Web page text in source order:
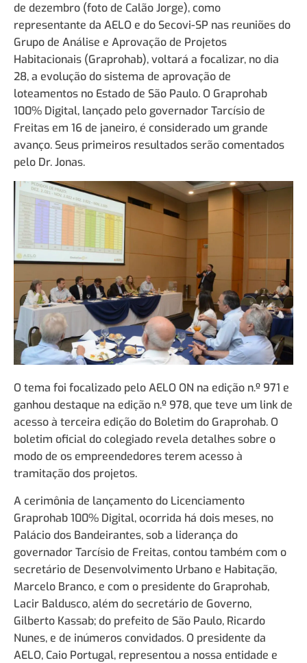
de dezembro (foto de Calão Jorge), como
representante da AELO e do Secovi-SP nas reuniões do
Grupo de Análise e Aprovação de Projetos
Habitacionais (Graprohab), voltará a focalizar, no dia
28, a evolução do sistema de aprovação de
loteamentos no Estado de São Paulo. O Graprohab
100% Digital, lançado pelo governador Tarcísio de
Freitas em 16 de janeiro, é considerado um grande
avanço. Seus primeiros resultados serão comentados
pelo Dr. Jonas.
O tema foi focalizado pelo AELO ON na edição n.º 971 e
ganhou destaque na edição n.º 978, que teve um link de
acesso à terceira edição do Boletim do Graprohab. O
boletim oficial do colegiado revela detalhes sobre o
modo de os empreendedores terem acesso à
tramitação dos projetos.
A cerimônia de lançamento do Licenciamento
Graprohab 100% Digital, ocorrida há dois meses, no
Palácio dos Bandeirantes, sob a liderança do
governador Tarcísio de Freitas, contou também com o
secretário de Desenvolvimento Urbano e Habitação,
Marcelo Branco, e com o presidente do Graprohab,
Lacir Baldusco, além do secretário de Governo,
Gilberto Kassab; do prefeito de São Paulo, Ricardo
Nunes, e de inúmeros convidados. O presidente da
AELO, Caio Portugal, representou a nossa entidade e